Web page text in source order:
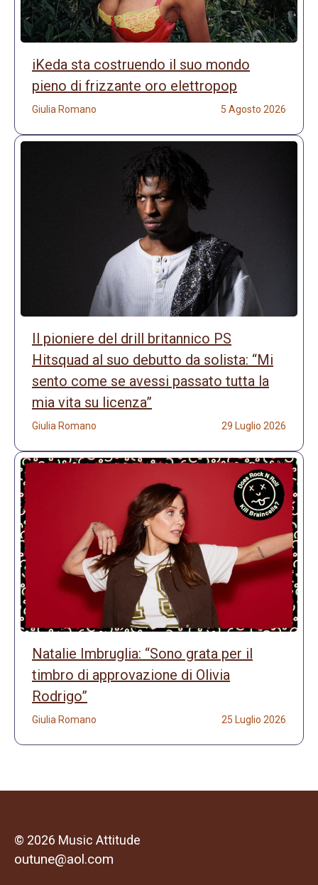
iKeda sta costruendo il suo mondo
pieno di frizzante oro elettropop
Giulia Romano 5 Agosto 2026
Il pioniere del drill britannico PS
Hitsquad al suo debutto da solista: “Mi
sento come se avessi passato tutta la
mia vita su licenza”
Giulia Romano 29 Luglio 2026
Natalie Imbruglia: “Sono grata per il
timbro di approvazione di Olivia
Rodrigo”
Giulia Romano 25 Luglio 2026
© 2026 Music Attitude
outune@aol.com